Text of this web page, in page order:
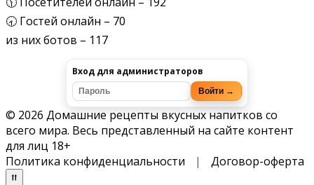
🕣 Гостей онлайн – 70
из них ботов – 117
Вход для администраторов
Войти →
© 2026 Домашние рецепты вкусных напитков со
всего мира. Весь представленный на сайте контент
для лиц 18+
Политика конфиденциальности
| Договор-оферта